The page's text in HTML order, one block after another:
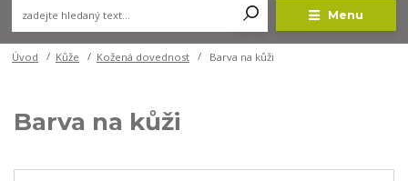
Menu
Úvod Kůže Kožená dovednost Barva na kůži
Barva na kůži